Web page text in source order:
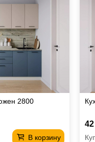
2800
В корзину